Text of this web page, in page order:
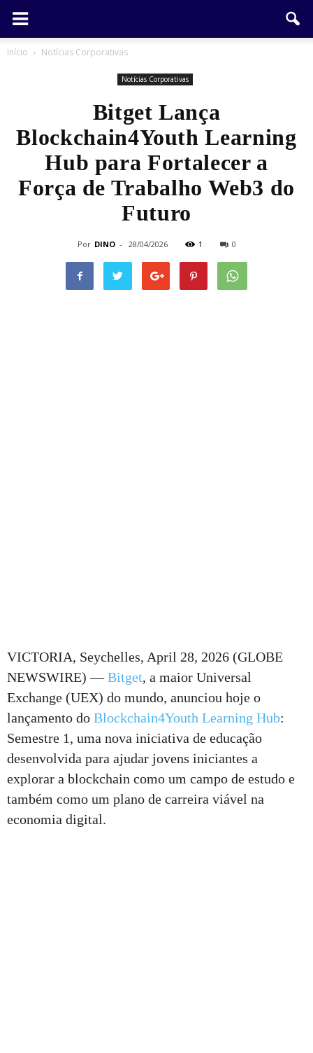
Início Notícias Corporativas
Notícias Corporativas
Bitget Lança
Blockchain4Youth Learning
Hub para Fortalecer a
Força de Trabalho Web3 do
Futuro
Por DINO - 28/04/2026 1 0
VICTORIA, Seychelles, April 28, 2026 (GLOBE
NEWSWIRE) —Bitget, a maior Universal
Exchange (UEX) do mundo, anunciou hoje o
lançamento do Blockchain4Youth Learning Hub:
Semestre 1, uma nova iniciativa de educação
desenvolvida para ajudar jovens iniciantes a
explorar a blockchain como um campo de estudo e
também como um plano de carreira viável na
economia digital.